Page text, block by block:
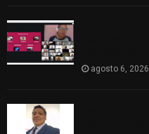
agosto 6, 2026